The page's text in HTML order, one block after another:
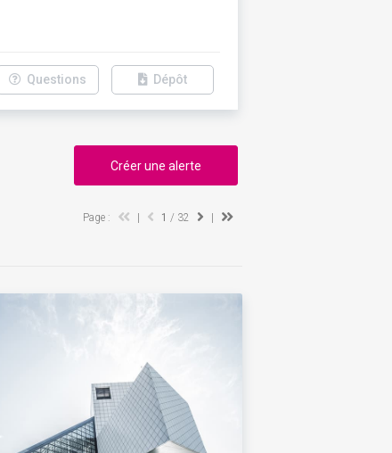
Questions Dépôt
Créer une alerte
Page : 1 / 32